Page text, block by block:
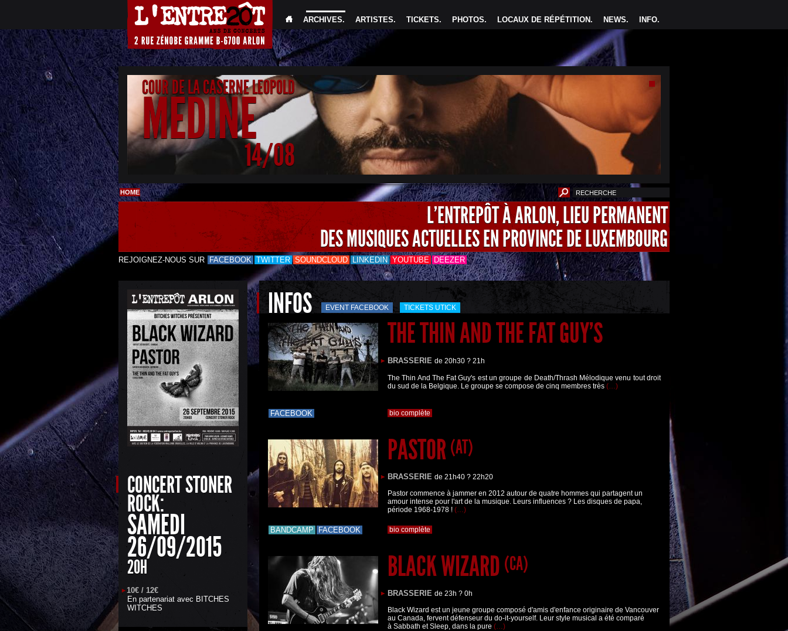
INFO.
NEWS.
LOCAUX DE RÉPÉTITION.
PHOTOS.
TICKETS.
ARTISTES.
ARCHIVES.
COUR DE LA CASERNE LEOPOLD
MEDINE
14/08
HOME
L'ENTREPÔT À ARLON, LIEU PERMANENT
DES MUSIQUES ACTUELLES EN PROVINCE DE LUXEMBOURG
REJOIGNEZ-NOUS SUR FACEBOOK TWITTER SOUNDCLOUD LINKEDIN YOUTUBE DEEZER
CONCERT STONER
ROCK:
SAMEDI
26/09/2015
20H
10€ / 12€
En partenariat avec BITCHES
WITCHES
INFOS EVENT FACEBOOK TICKETS UTICK
THE THIN AND THE FAT GUY'S
BRASSERIE de 20h30 ? 21h
The Thin And The Fat Guy's est un groupe de Death/Thrash Mélodique venu tout droit
du sud de la Belgique. Le groupe se compose de cinq membres très (…)
FACEBOOK bio complète
PASTOR (AT)
BRASSERIE de 21h40 ? 22h20
Pastor commence à jammer en 2012 autour de quatre hommes qui partagent un
amour intense pour l'art de la musique. Leurs influences ? Les disques de papa,
période 1968-1978 ! (…)
BANDCAMP FACEBOOK bio complète
BLACK WIZARD (CA)
BRASSERIE de 23h ? 0h
Black Wizard est un jeune groupe composé d'amis d'enfance originaire de Vancouver
au Canada, fervent défenseur du do-it-yourself. Leur style musical a été comparé
à Sabbath et Sleep, dans la pure (…)